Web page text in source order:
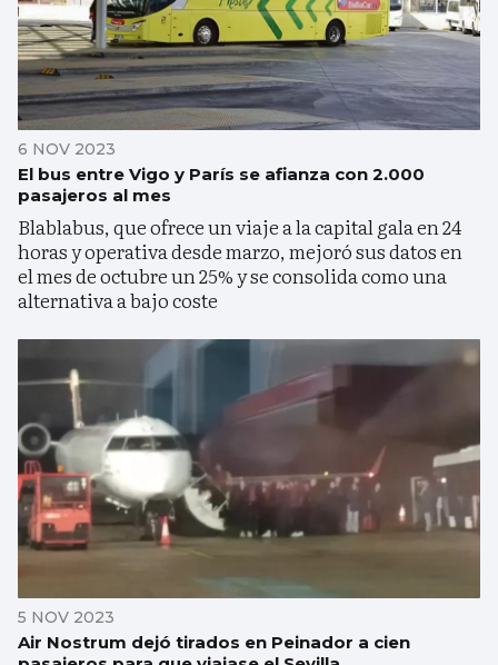
6 NOV 2023
El bus entre Vigo y París se afianza con 2.000
pasajeros al mes
Blablabus, que ofrece un viaje a la capital gala en 24
horas y operativa desde marzo, mejoró sus datos en
el mes de octubre un 25% y se consolida como una
alternativa a bajo coste
5 NOV 2023
Air Nostrum dejó tirados en Peinador a cien